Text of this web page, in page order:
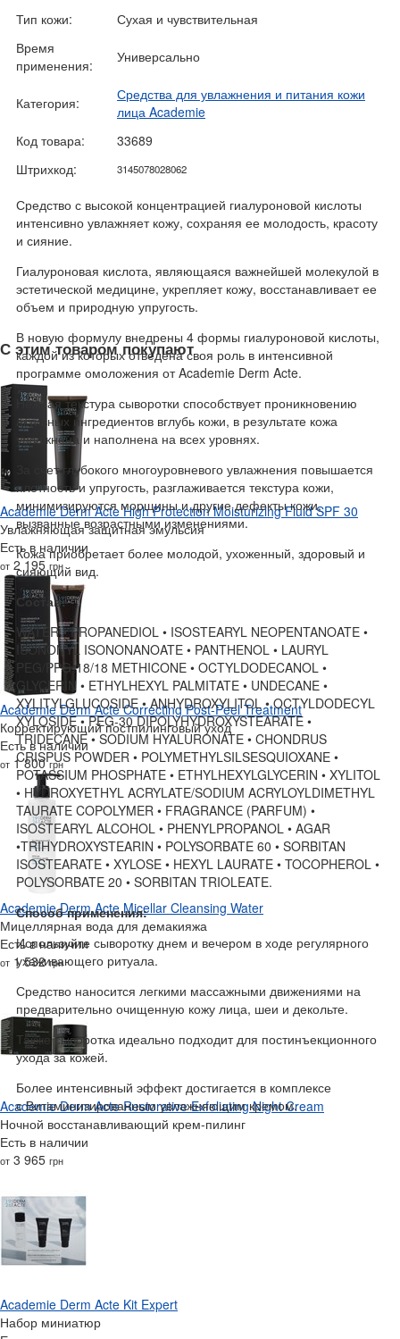
Тип кожи:
Сухая и чувствительная
Время
применения:
Универсально
Категория:
Средства для увлажнения и питания кожи
лица Academie
Код товара:
33689
Штрихкод:
3145078028062
Средство с высокой концентрацией гиалуроновой кислоты
интенсивно увлажняет кожу, сохраняя ее молодость, красоту
и сияние.
Гиалуроновая кислота, являющаяся важнейшей молекулой в
эстетической медицине, укрепляет кожу, восстанавливает ее
объем и природную упругость.
В новую формулу внедрены 4 формы гиалуроновой кислоты,
каждой из которых отведена своя роль в интенсивной
программе омоложения от Academie Derm Acte.
Нежная текстура сыворотки способствует проникновению
активных ингредиентов вглубь кожи, в результате кожа
увлажнена и наполнена на всех уровнях.
За счет глубокого многоуровневого увлажнения повышается
плотность и упругость, разглаживается текстура кожи,
минимизируются морщины и другие дефекты кожи,
вызванные возрастными изменениями.
Кожа приобретает более молодой, ухоженный, здоровый и
сияющий вид.
Состав:
WATER • PROPANEDIOL • ISOSTEARYL NEOPENTANOATE •
ISONONYL ISONONANOATE • PANTHENOL • LAURYL
PEG/PPG-18/18 METHICONE • OCTYLDODECANOL •
GLYCERIN • ETHYLHEXYL PALMITATE • UNDECANE •
XYLITYLGLUCOSIDE • ANHYDROXYLITOL • OCTYLDODECYL
XYLOSIDE • PEG-30 DIPOLYHYDROXYSTEARATE •
TRIDECANE • SODIUM HYALURONATE • CHONDRUS
CRISPUS POWDER • POLYMETHYLSILSESQUIOXANE •
POTASSIUM PHOSPHATE • ETHYLHEXYLGLYCERIN • XYLITOL
• HYDROXYETHYL ACRYLATE/SODIUM ACRYLOYLDIMETHYL
TAURATE COPOLYMER • FRAGRANCE (PARFUM) •
ISOSTEARYL ALCOHOL • PHENYLPROPANOL • AGAR
•TRIHYDROXYSTEARIN • POLYSORBATE 60 • SORBITAN
ISOSTEARATE • XYLOSE • HEXYL LAURATE • TOCOPHEROL •
POLYSORBATE 20 • SORBITAN TRIOLEATE.
Способ применения:
Используйте сыворотку днем и вечером в ходе регулярного
ухаживающего ритуала.
Средство наносится легкими массажными движениями на
предварительно очищенную кожу лица, шеи и декольте.
Также сыворотка идеально подходит для постинъекционного
ухода за кожей.
Более интенсивный эффект достигается в комплексе
с Витаминизированным увлажняющим кремом.
С этим товаром покупают
Academie Derm Acte High Protection Moisturizing Fluid SPF 30
Увлажняющая защитная эмульсия
Есть в наличии
от 2 195 грн
Academie Derm Acte Correcting Post-Peel Treatment
Корректирующий постпилинговый уход
Есть в наличии
от 1 800грн
Academie Derm Acte Micellar Cleansing Water
Мицеллярная вода для демакияжа
Есть в наличии
от 1 532грн
Academie Derm Acte Restorative Exfoliating Night Cream
Ночной восстанавливающий крем-пилинг
Есть в наличии
от 3 965 грн
Academie Derm Acte Kit Expert
Набор миниатюр